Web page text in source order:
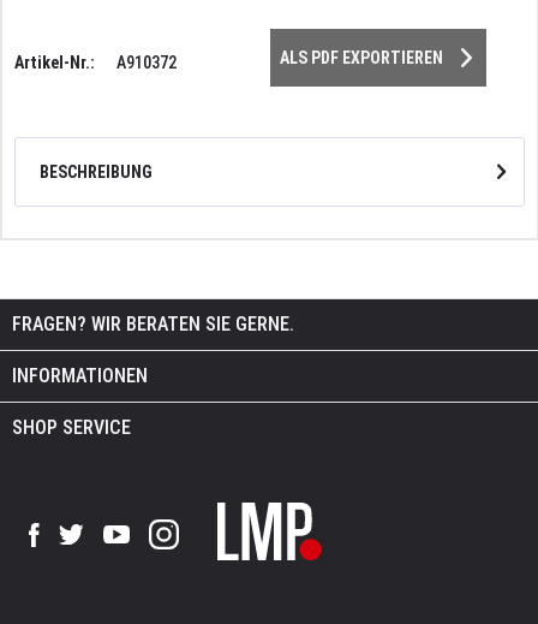
Artikel-Nr.: A910372 ALS PDF EXPORTIEREN
BESCHREIBUNG
FRAGEN? WIR BERATEN SIE GERNE.
INFORMATIONEN
SHOP SERVICE